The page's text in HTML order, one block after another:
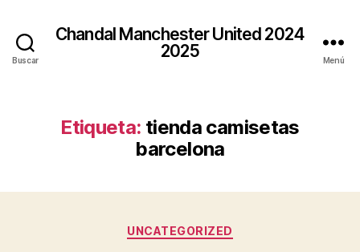
Buscar
Chandal Manchester United 2024
2025
Menú
Etiqueta: tienda camisetas
barcelona
Categorías
UNCATEGORIZED